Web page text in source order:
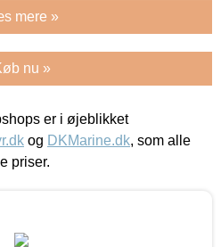
mere »
nu »
er i øjeblikket
og DKMarine.dk, som alle
priser.